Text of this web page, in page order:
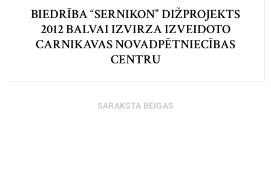
BIEDRĪBA “SERNIKON” DIŽPROJEKTS
2012 BALVAI IZVIRZA IZVEIDOTO
CARNIKAVAS NOVADPĒTNIECĪBAS
CENTRU
SARAKSTA BEIGAS